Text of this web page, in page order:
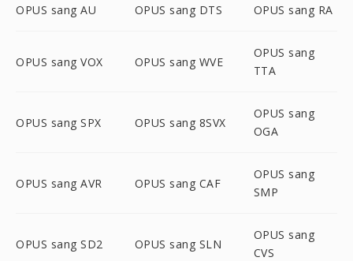
OPUS sang AU OPUS sang DTS OPUS sang RA
OPUS sang VOX OPUS sang WVE
OPUS sang
TTA
OPUS sang SPX OPUS sang 8SVX
OPUS sang
OGA
OPUS sang AVR OPUS sang CAF
OPUS sang
SMP
OPUS sang SD2 OPUS sang SLN
OPUS sang
CVS